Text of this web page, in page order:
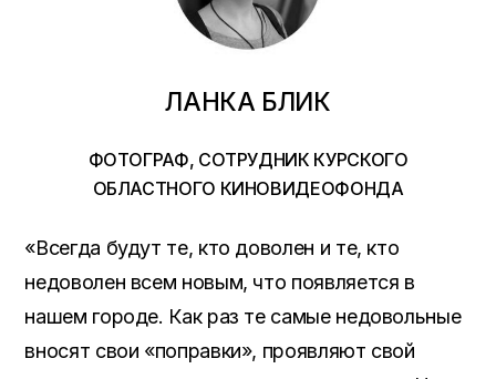
ЛАНКА БЛИК
ФОТОГРАФ, СОТРУДНИК КУРСКОГО
ОБЛАСТНОГО КИНОВИДЕОФОНДА
«Всегда будут те, кто доволен и те, кто
недоволен всем новым, что появляется в
нашем городе. Как раз те самые недовольные
вносят свои «поправки», проявляют свой